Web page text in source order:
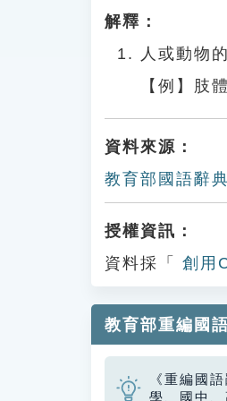
解釋：
人或動物
【例】肢
資料來源：
教育部國語辭
授權資訊：
資料採「
創用
教育部重編國
《重編國
學、國中